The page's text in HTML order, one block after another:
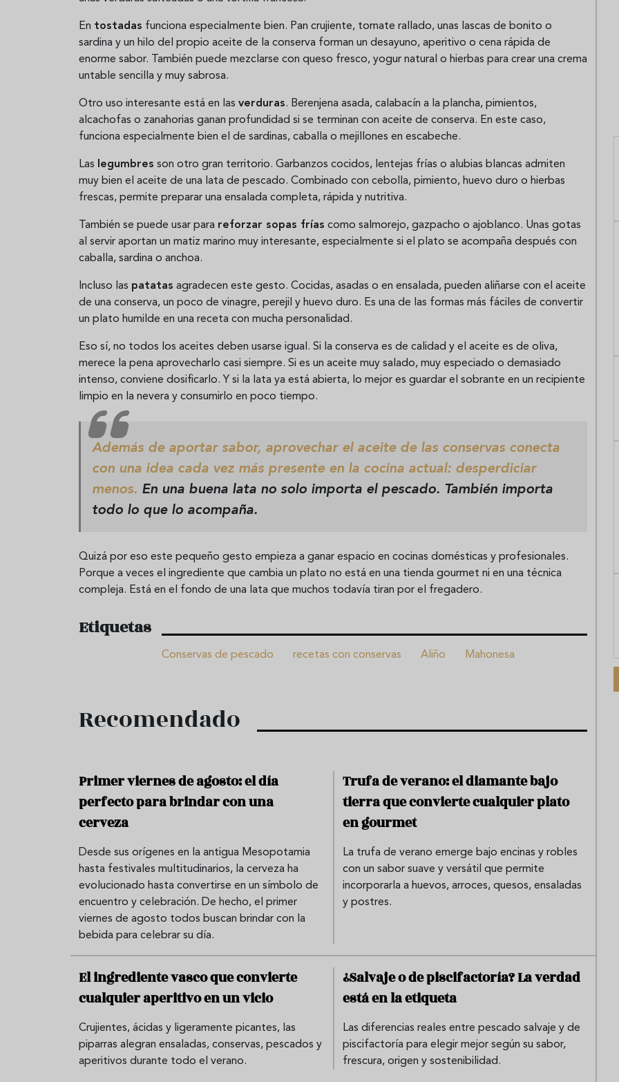
En tostadas funciona especialmente bien. Pan crujiente, tomate rallado, unas lascas de bonito o
sardina y un hilo del propio aceite de la conserva forman un desayuno, aperitivo o cena rápida de
enorme sabor. También puede mezclarse con queso fresco, yogur natural o hierbas para crear una crema
untable sencilla y muy sabrosa.
Otro uso interesante está en las verduras. Berenjena asada, calabacín a la plancha, pimientos,
alcachofas o zanahorias ganan profundidad si se terminan con aceite de conserva. En este caso,
funciona especialmente bien el de sardinas, caballa o mejillones en escabeche.
Las legumbres son otro gran territorio. Garbanzos cocidos, lentejas frías o alubias blancas admiten
muy bien el aceite de una lata de pescado. Combinado con cebolla, pimiento, huevo duro o hierbas
frescas, permite preparar una ensalada completa, rápida y nutritiva.
También se puede usar para reforzar sopas frías como salmorejo, gazpacho o ajoblanco. Unas gotas
al servir aportan un matiz marino muy interesante, especialmente si el plato se acompaña después con
caballa, sardina o anchoa.
Incluso las patatas agradecen este gesto. Cocidas, asadas o en ensalada, pueden aliñarse con el aceite
de una conserva, un poco de vinagre, perejil y huevo duro. Es una de las formas más fáciles de convertir
un plato humilde en una receta con mucha personalidad.
Eso sí, no todos los aceites deben usarse igual. Si la conserva es de calidad y el aceite es de oliva,
merece la pena aprovecharlo casi siempre. Si es un aceite muy salado, muy especiado o demasiado
intenso, conviene dosificarlo. Y si la lata ya está abierta, lo mejor es guardar el sobrante en un recipiente
limpio en la nevera y consumirlo en poco tiempo.
Además de aportar sabor, aprovechar el aceite de las conservas conecta
con una idea cada vez más presente en la cocina actual: desperdiciar
menos. En una buena lata no solo importa el pescado. También importa
todo lo que lo acompaña.
Quizá por eso este pequeño gesto empieza a ganar espacio en cocinas domésticas y profesionales.
Porque a veces el ingrediente que cambia un plato no está en una tienda gourmet ni en una técnica
compleja. Está en el fondo de una lata que muchos todavía tiran por el fregadero.
Etiquetas
Conservas de pescado recetas con conservas Aliño Mahonesa
Recomendado
Primer viernes de agosto: el día
perfecto para brindar con una
cerveza
Desde sus orígenes en la antigua Mesopotamia
hasta festivales multitudinarios, la cerveza ha
evolucionado hasta convertirse en un símbolo de
encuentro y celebración. De hecho, el primer
viernes de agosto todos buscan brindar con la
bebida para celebrar su día.
Trufa de verano: el diamante bajo
tierra que convierte cualquier plato
en gourmet
La trufa de verano emerge bajo encinas y robles
con un sabor suave y versátil que permite
incorporarla a huevos, arroces, quesos, ensaladas
y postres.
El ingrediente vasco que convierte
cualquier aperitivo en un vicio
Crujientes, ácidas y ligeramente picantes, las
piparras alegran ensaladas, conservas, pescados y
aperitivos durante todo el verano.
¿Salvaje o de piscifactoría? La verdad
está en la etiqueta
Las diferencias reales entre pescado salvaje y de
piscifactoría para elegir mejor según su sabor,
frescura, origen y sostenibilidad.